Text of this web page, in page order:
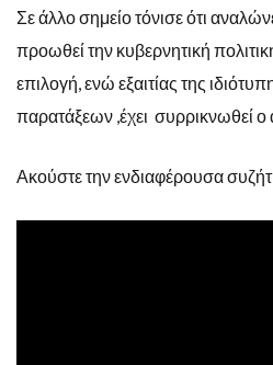
Σε άλλο σημείο τόνισε ότι
προωθεί την κυβερνητική
επιλογή, ενώ εξαιτίας της
παρατάξεων ,έχει συρρικνωθεί ο
Ακούστε την ενδιαφέρουσα